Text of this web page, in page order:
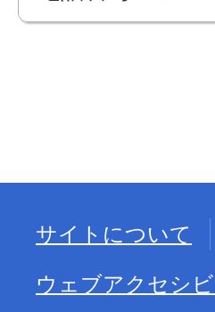
サイトについて
ウェブアクセシ